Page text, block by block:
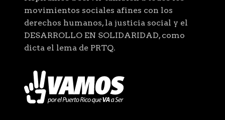
movimientos sociales afines con los
derechos humanos, la justicia social y el
DESARROLLO EN SOLIDARIDAD, como
dicta el lema de PRTQ.